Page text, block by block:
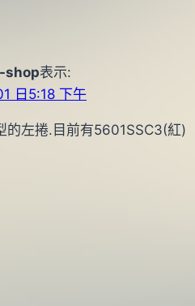
shop表示:
日5:18 下午
的左捲.目前有5601SSC3(紅)